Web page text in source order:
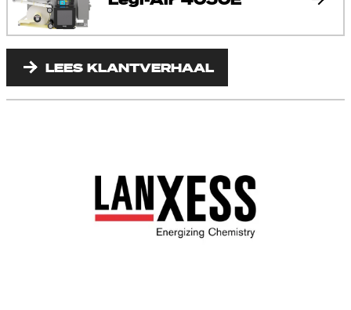
LEES KLANTVERHAAL